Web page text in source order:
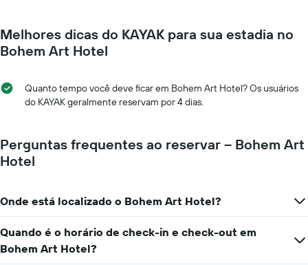
Y
exibindo
o
médio
de
um
acordo
com
da
data
O
gráfico
tem
X
exibindo
o
número
de
Melhores dicas do KAYAK para sua estadia no
Bohem Art Hotel
Quanto tempo você deve ficar em Bohem Art Hotel? Os usuários
do KAYAK geralmente reservam por 4 dias.
Perguntas frequentes ao reservar – Bohem Art
Hotel
Onde está localizado o Bohem Art Hotel?
Quando é o horário de check-in e check-out em
Bohem Art Hotel?